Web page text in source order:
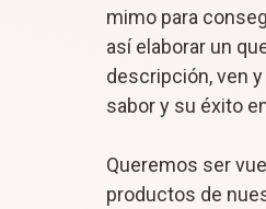
mimo para
así elaborar un
descripción, ven
sabor y su éxito
Queremos ser
productos de